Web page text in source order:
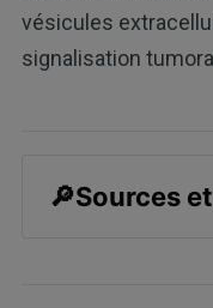
vésicules
signalisation
🔎Sources